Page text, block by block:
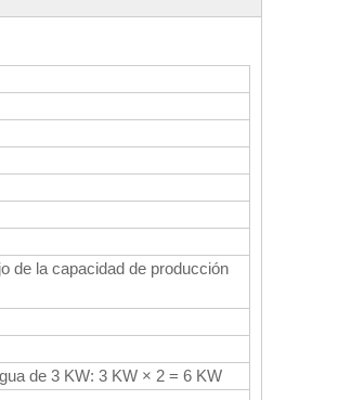
de la capacidad de producción
de 3 KW: 3 KW × 2 = 6 KW